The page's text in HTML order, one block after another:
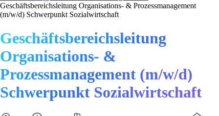
Geschäftsbereichsleitung Organisations- & Prozessmanagement
(m/w/d) Schwerpunkt Sozialwirtschaft
Geschäftsbereichsleitung
Organisations- &
Prozessmanagement (m/w/d)
Schwerpunkt Sozialwirtschaft